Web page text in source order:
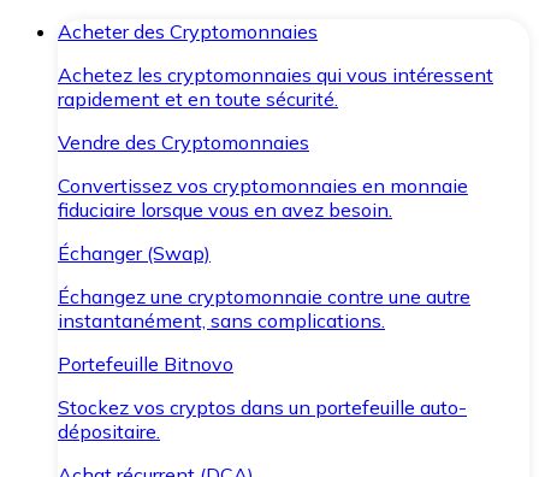
Acheter des Cryptomonnaies
Achetez les cryptomonnaies qui vous intéressent
rapidement et en toute sécurité.
Vendre des Cryptomonnaies
Convertissez vos cryptomonnaies en monnaie
fiduciaire lorsque vous en avez besoin.
Échanger (Swap)
Échangez une cryptomonnaie contre une autre
instantanément, sans complications.
Portefeuille Bitnovo
Stockez vos cryptos dans un portefeuille auto-
dépositaire.